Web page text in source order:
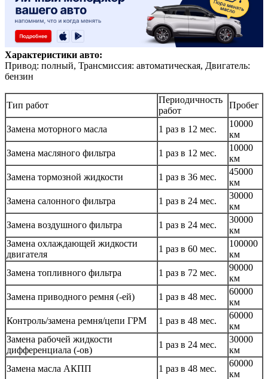
Характеристики авто:
Привод: полный, Трансмиссия: автоматическая, Двигатель:
бензин
Тип работ
Периодичность
работ
Пробег
Замена моторного масла 1 раз в 12 мес.
10000
км
Замена масляного фильтра
1 раз в 12 мес.
10000
км
Замена тормозной жидкости
1 раз в 36 мес.
45000
км
Замена салонного фильтра
1 раз в 24 мес.
30000
км
Замена воздушного фильтра
1 раз в 24 мес.
30000
км
Замена охлаждающей жидкости
двигателя
1 раз в 60 мес.
100000
км
Замена топливного фильтра
1 раз в 72 мес.
90000
км
Замена приводного ремня (-ей)
1 раз в 48 мес.
60000
км
Контроль/замена ремня/цепи ГРМ
1 раз в 48 мес.
60000
км
Замена рабочей жидкости
дифференциала (-ов)
1 раз в 24 мес.
30000
км
Замена масла АКПП
1 раз в 48 мес.
60000
км